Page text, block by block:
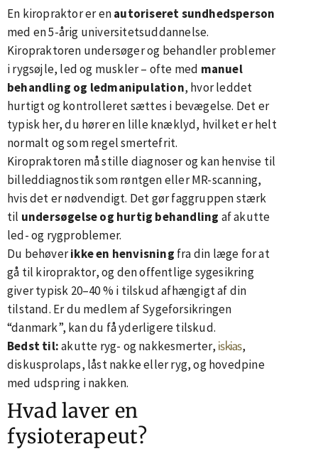
En kiropraktor er enautoriseret sundhedsperson
med en 5-årig universitetsuddannelse.
Kiropraktoren undersøger og behandler problemer
i rygsøjle, led og muskler – ofte med manuel
behandling og ledmanipulation, hvor leddet
hurtigt og kontrolleret sættes i bevægelse. Det er
typisk her, du hører en lille knæklyd, hvilket er helt
normalt og som regel smertefrit.
Kiropraktoren må stille diagnoser og kan henvise til
billeddiagnostik som røntgen eller MR-scanning,
hvis det er nødvendigt. Det gør faggruppen stærk
til undersøgelse og hurtig behandling af akutte
led- og rygproblemer.
Du behøverikke en henvisning fra din læge for at
gå til kiropraktor, og den offentlige sygesikring
giver typisk 20–40 % i tilskud afhængigt af din
tilstand. Er du medlem af Sygeforsikringen
“danmark”, kan du få yderligere tilskud.
Bedst til:akutte ryg- og nakkesmerter, iskias,
diskusprolaps, låst nakke eller ryg, og hovedpine
med udspring i nakken.
Hvad laver en
fysioterapeut?